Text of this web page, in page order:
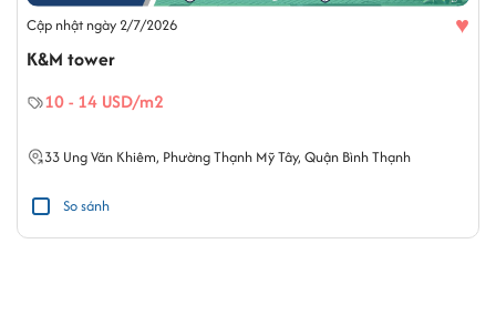
Cập nhật ngày 2/7/2026 ♥
K&M tower
10 - 14 USD/m2
33 Ung Văn Khiêm, Phường Thạnh Mỹ Tây, Quận Bình Thạnh
So sánh